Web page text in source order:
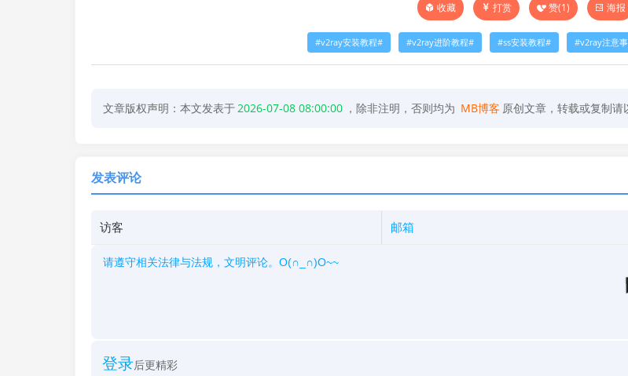
收藏 打赏 赞(1) 海报
v2ray安装教程 v2ray进阶教程 ss安装教程 v2ray注意
文章版权声明：本文发表于2026-07-08 08:00:00 ，除非注明，否则均为 MB博客 原创文章，转载或复制请
发表评论
登录后更精彩